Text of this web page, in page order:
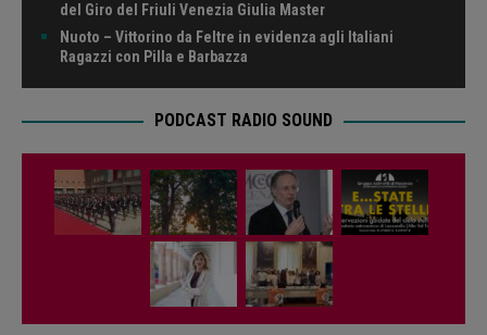
del Giro del Friuli Venezia Giulia Master
Nuoto – Vittorino da Feltre in evidenza agli Italiani
Ragazzi con Pilla e Barbazza
PODCAST RADIO SOUND